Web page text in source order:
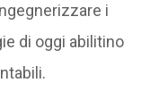
i
di oggi abilitino